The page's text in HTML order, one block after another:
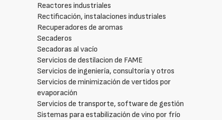
Reactores industriales
Rectificación, instalaciones industriales
Recuperadores de aromas
Secaderos
Secadoras al vacío
Servicios de destilacion de FAME
Servicios de ingeniería, consultoría y otros
Servicios de minimización de vertidos por
evaporación
Servicios de transporte, software de gestión
Sistemas para estabilización de vino por frío